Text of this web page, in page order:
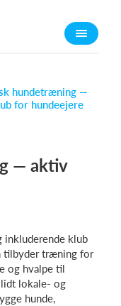
hundetræning —
for hundeejere
— aktiv
inkluderende klub
tilbyder træning for
og hvalpe til
lokale- og
hunde,